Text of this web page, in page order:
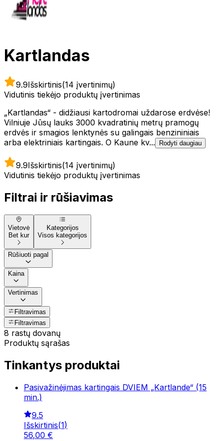
Kartlandas
9.9Išskirtinis(14 įvertinimų)
Vidutinis tiekėjo produktų įvertinimas
„Kartlandas“ - didžiausi kartodromai uždarose erdvėse!
Vilniuje Jūsų lauks 3000 kvadratinių metrų pramogų
erdvės ir smagios lenktynės su galingais benzininiais
arba elektriniais kartingais. O Kaune kv...
Rodyti daugiau
9.9Išskirtinis(14 įvertinimų)
Vidutinis tiekėjo produktų įvertinimas
Filtrai ir rūšiavimas
Vietovė
Bet kur
Kategorijos
Visos kategorijos
Rūšiuoti pagal
Kaina
Vertinimas
Filtravimas
Filtravimas
8 rastų dovanų
Produktų sąrašas
Tinkantys produktai
Pasivažinėjimas kartingais DVIEM „Kartlande“ (15
min.)
9.5
Išskirtinis(1)
56,00 €